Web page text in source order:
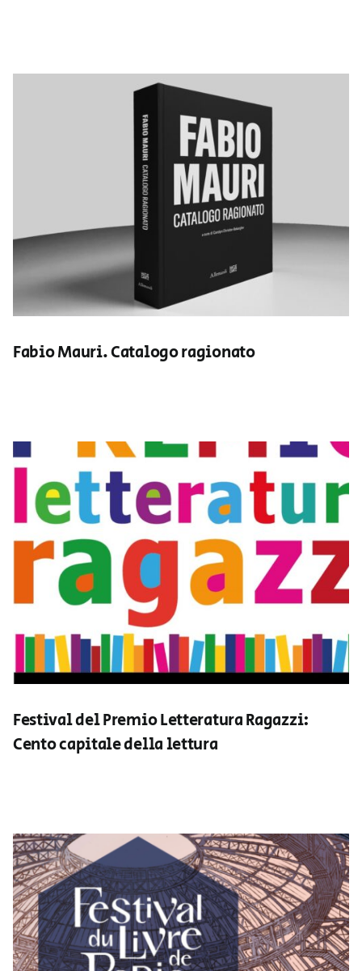
Fabio Mauri. Catalogo ragionato
Festival del Premio Letteratura Ragazzi:
Cento capitale della lettura